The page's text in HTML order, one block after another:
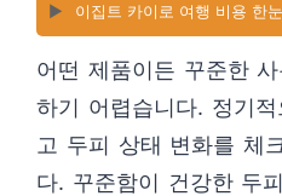
▶️ 이집트 카이로 여행 비용 한
어떤 제품이든 꾸준한
하기 어렵습니다. 정기
고 두피 상태 변화를 체
다. 꾸준함이 건강한 두